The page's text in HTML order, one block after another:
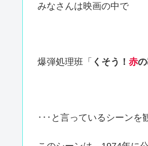
みなさんは映画の中で
爆弾処理班「 くそう！ 赤の
･･･と言っているシーンを